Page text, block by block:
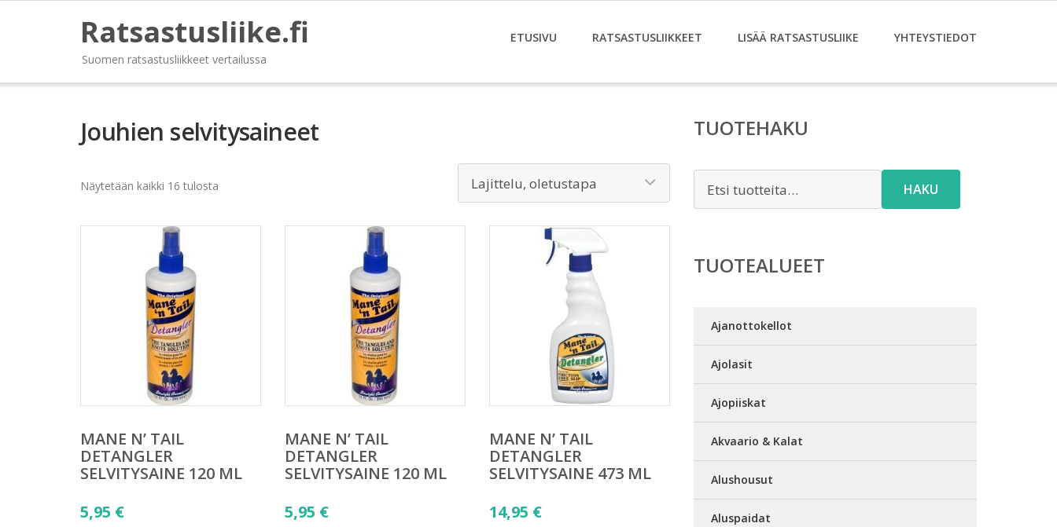
Ratsastusliike.fi
Suomen ratsastusliikkeet vertailussa
ETUSIVU RATSASTUSLIIKKEET LISÄÄ RATSASTUSLIIKE YHTEYSTIEDOT
Jouhien selvitysaineet
Näytetään kaikki 16 tulosta
MANE N’ TAIL
DETANGLER
SELVITYSAINE 120 ML
5,95 €
MANE N’ TAIL
DETANGLER
SELVITYSAINE 120 ML
5,95 €
MANE N’ TAIL
DETANGLER
SELVITYSAINE 473 ML
14,95 €
TUOTEHAKU
HAKU
TUOTEALUEET
Ajanottokellot
Ajolasit
Ajopiiskat
Akvaario & Kalat
Alushousut
Aluspaidat